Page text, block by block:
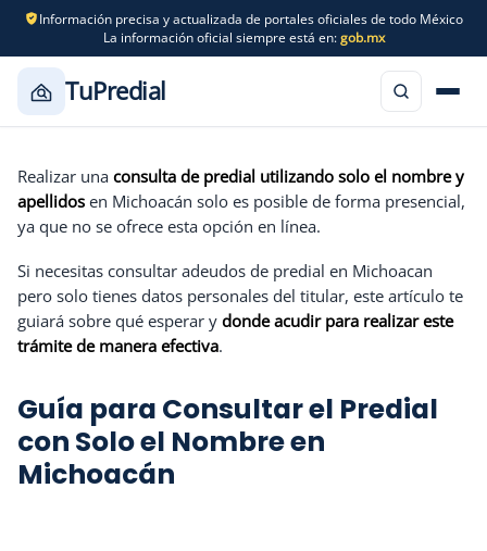
Información precisa y actualizada de portales oficiales de todo México
La información oficial siempre está en: gob.mx
TuPredial
contenido
Realizar una consulta de predial utilizando solo el nombre y
apellidos en Michoacán solo es posible de forma presencial,
ya que no se ofrece esta opción en línea.
Si necesitas consultar adeudos de predial en Michoacan
pero solo tienes datos personales del titular, este artículo te
guiará sobre qué esperar y donde acudir para realizar este
trámite de manera efectiva.
Guía para Consultar el Predial
con Solo el Nombre en
Michoacán